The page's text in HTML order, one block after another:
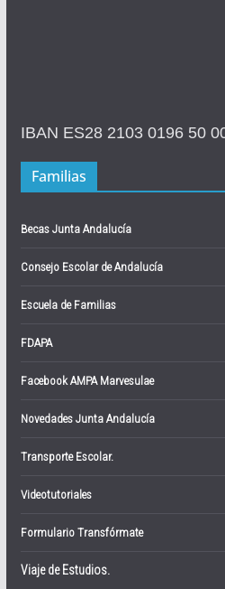
IBAN ES28 2103 0196 50
Familias
Becas Junta Andalucía
Consejo Escolar de Andalucía
Escuela de Familias
FDAPA
Facebook AMPA Marvesulae
Novedades Junta Andalucía
Transporte Escolar.
Videotutoriales
Formulario Transfórmate
Viaje de Estudios.